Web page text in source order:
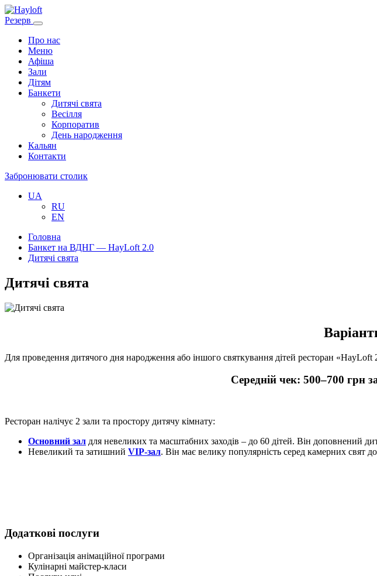
Резерв
Про нас
Меню
Афіша
Зали
Дітям
Банкети
Дитячі свята
Весілля
Корпоратив
День народження
Кальян
Контакти
Забронювати столик
UA
RU
EN
Головна
Банкет на ВДНГ — HayLoft 2.0
Дитячі свята
Дитячі свята
Для проведення дитячого дня народження або іншого святкування дітей ресторан «HayLoft
Середній чек: 500–700 грн
Ресторан налічує 2 зали та простору дитячу кімнату:
Основний зал для невеликих та масштабних заходів – до 60 дітей. Він доповнений
Невеликий та затишний VIP-зал. Він має велику популярність серед камерних свят
Додаткові послуги
Організація анімаційної програми
Кулінарні майстер-класи